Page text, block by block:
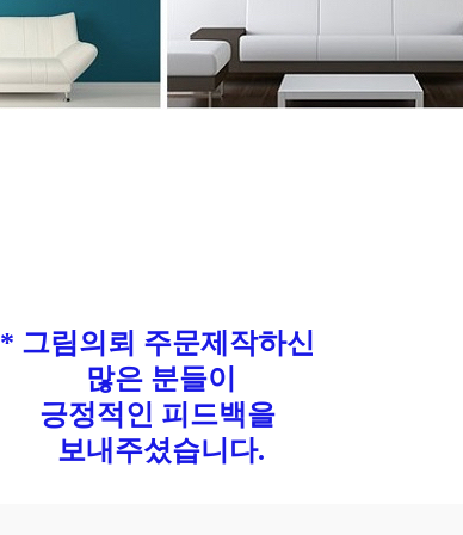
* 그림의뢰 주문제작하신
많은 분들이
긍정적인 피드백을
보내주셨습니다.